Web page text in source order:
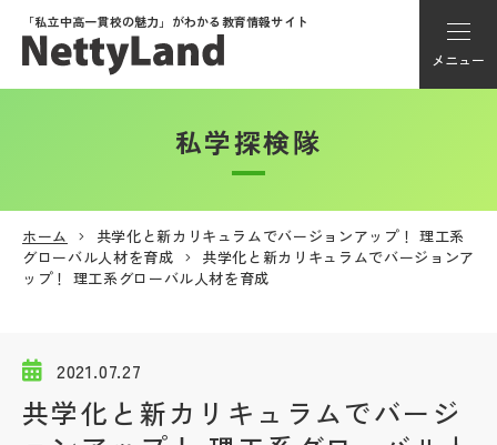
「私立中高一貫校の魅力」がわかる教育情報サイト
メニュー
アカウント登録
メニュー
学校動画
私学探検隊
ホーム
共学化と新カリキュラムでバージョンアップ！ 理工系
グローバル人材を育成
共学化と新カリキュラムでバージョンア
ップ！ 理工系グローバル人材を育成
2021.07.27
共学化と新カリキュラムでバージ